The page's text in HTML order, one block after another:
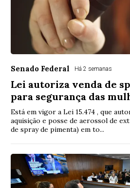
Senado Federal Há 2 semanas
Lei autoriza venda de
para segurança das
Está em vigor a Lei 15.474 , que
aquisição e posse de aerossol de
de spray de pimenta) em to...